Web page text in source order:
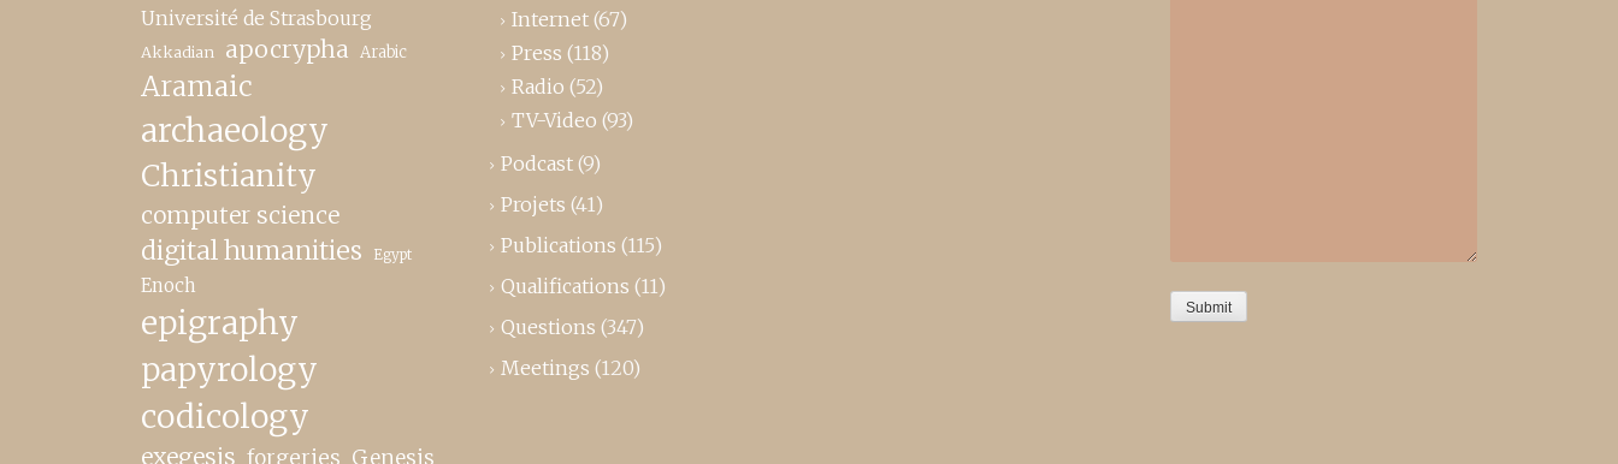
Université de Strasbourg
Akkadian apocrypha Arabic
Aramaic
archaeology
Christianity
computer science
digital humanities Egypt
Enoch
epigraphy
papyrology
codicology
exegesis forgeries Genesis
Internet (67)
Press (118)
Radio (52)
TV-Video (93)
Podcast (9)
Projets (41)
Publications (115)
Qualifications (11)
Questions (347)
Meetings (120)